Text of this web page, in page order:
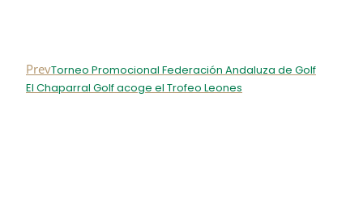
PrevTorneo Promocional Federación Andaluza de Golf
El Chaparral Golf acoge el Trofeo Leones